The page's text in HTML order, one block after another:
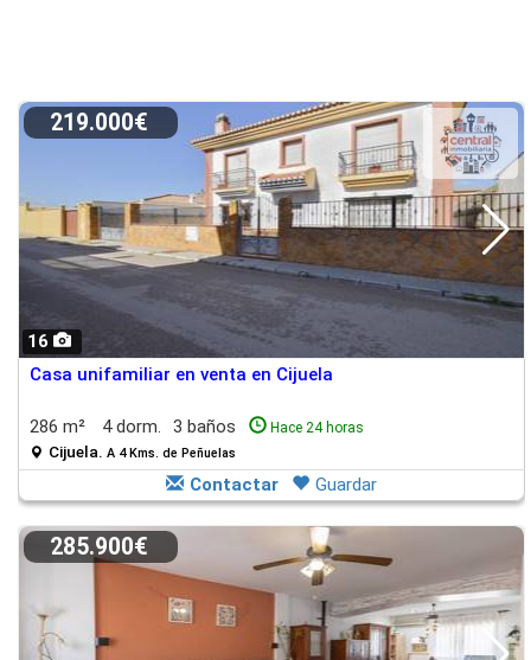
16
219.000€
Casa unifamiliar en venta en Cijuela
286 m² 4 dorm. 3 baños Hace 24 horas
Cijuela. A 4 Kms. de Peñuelas
Contactar Guardar
285.900€